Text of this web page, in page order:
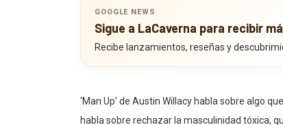
GOOGLE NEWS
Sigue a LaCaverna para recibir
Recibe lanzamientos, reseñas y
‘Man Up’ de Austin Willacy habla sobre algo
habla sobre rechazar la masculinidad tóxica,